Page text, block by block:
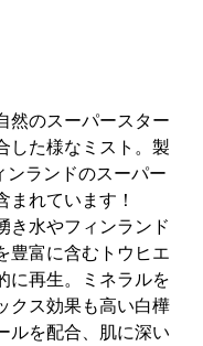
然のスーパースター
した様なミスト。製
ンランドのスーパー
まれています！
き水やフィンランド
豊富に含むトウヒエ
に再生。ミネラルを
クス効果も高い白樺
ルを配合、肌に深い